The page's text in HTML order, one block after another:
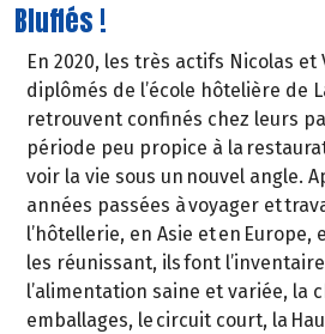
Bluffés !
En 2020, les très actifs Nicolas et
diplômés de l’école hôtelière de
retrouvent confinés chez leurs
période peu propice à la
voir la vie sous un nouvel angle.
années passées à voyager et
l’hôtellerie, en Asie et en Europe,
les réunissant, ils font
l’alimentation saine et variée, la
emballages, le circuit court, la